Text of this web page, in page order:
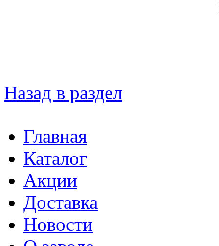
Назад в раздел
Главная
Каталог
Акции
Доставка
Новости